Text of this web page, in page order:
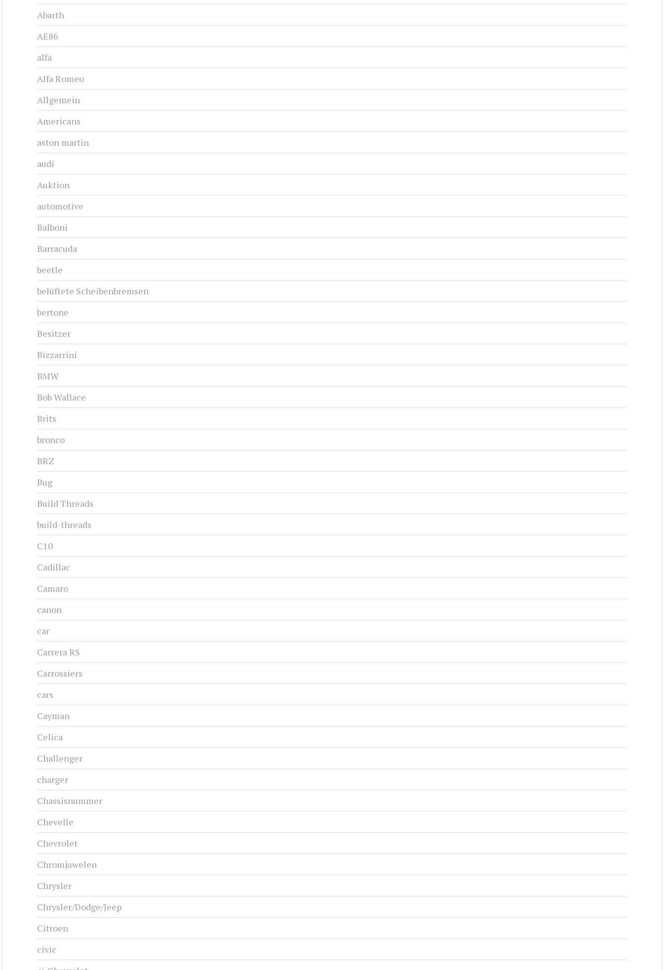
Abarth
AE86
alfa
Alfa Romeo
Allgemein
Americans
aston martin
audi
Auktion
automotive
Balboni
Barracuda
beetle
belüftete Scheibenbremsen
bertone
Besitzer
Bizzarrini
BMW
Bob Wallace
Brits
bronco
BRZ
Bug
Build Threads
build-threads
C10
Cadillac
Camaro
canon
car
Carrera RS
Carrossiers
cars
Cayman
Celica
Challenger
charger
Chassisnummer
Chevelle
Chevrolet
Chromjuwelen
Chrysler
Chrysler/Dodge/Jeep
Citroen
civic